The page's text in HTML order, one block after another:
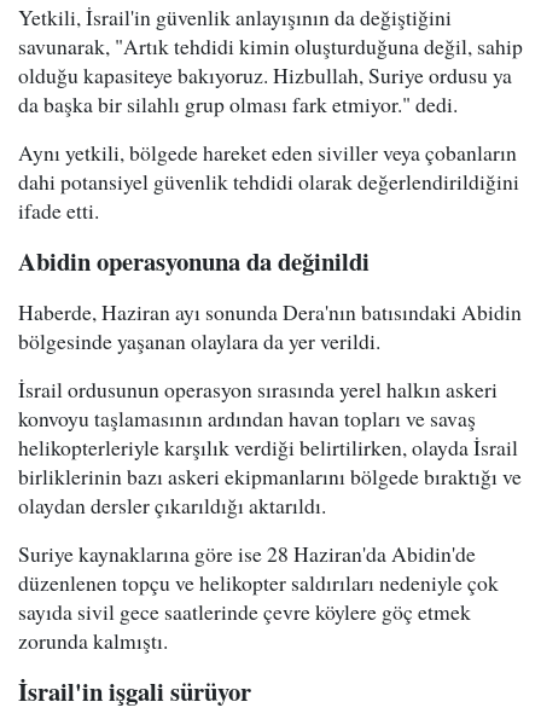
Yetkili, İsrail'in güvenlik anlayışının da değiştiğini
savunarak, "Artık tehdidi kimin oluşturduğuna değil, sahip
olduğu kapasiteye bakıyoruz. Hizbullah, Suriye ordusu ya
da başka bir silahlı grup olması fark etmiyor." dedi.
Aynı yetkili, bölgede hareket eden siviller veya çobanların
dahi potansiyel güvenlik tehdidi olarak değerlendirildiğini
ifade etti.
Abidin operasyonuna da değinildi
Haberde, Haziran ayı sonunda Dera'nın batısındaki Abidin
bölgesinde yaşanan olaylara da yer verildi.
İsrail ordusunun operasyon sırasında yerel halkın askeri
konvoyu taşlamasının ardından havan topları ve savaş
helikopterleriyle karşılık verdiği belirtilirken, olayda İsrail
birliklerinin bazı askeri ekipmanlarını bölgede bıraktığı ve
olaydan dersler çıkarıldığı aktarıldı.
Suriye kaynaklarına göre ise 28 Haziran'da Abidin'de
düzenlenen topçu ve helikopter saldırıları nedeniyle çok
sayıda sivil gece saatlerinde çevre köylere göç etmek
zorunda kalmıştı.
İsrail'in işgali sürüyor